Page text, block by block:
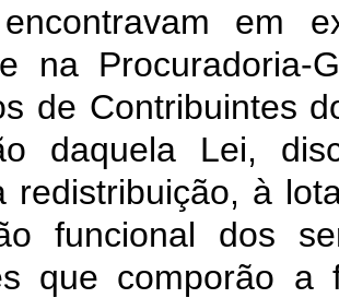
em
na Procuradoria-
de Contribuintes
daquela Lei,
redistribuição, à
funcional dos
que comporão